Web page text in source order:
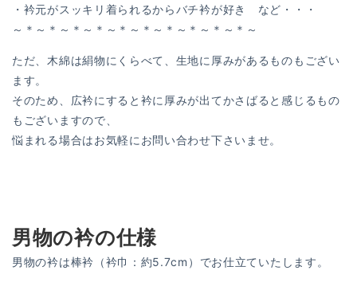
・衿元がスッキリ着られるからバチ衿が好き など・・・
～＊～＊～＊～＊～＊～＊～＊～＊～＊～＊～
ただ、木綿は絹物にくらべて、生地に厚みがあるものもござい
ます。
そのため、広衿にすると衿に厚みが出てかさばると感じるもの
もございますので、
悩まれる場合はお気軽にお問い合わせ下さいませ。
男物の衿の仕様
男物の衿は棒衿（衿巾：約5.7cm）でお仕立ていたします。